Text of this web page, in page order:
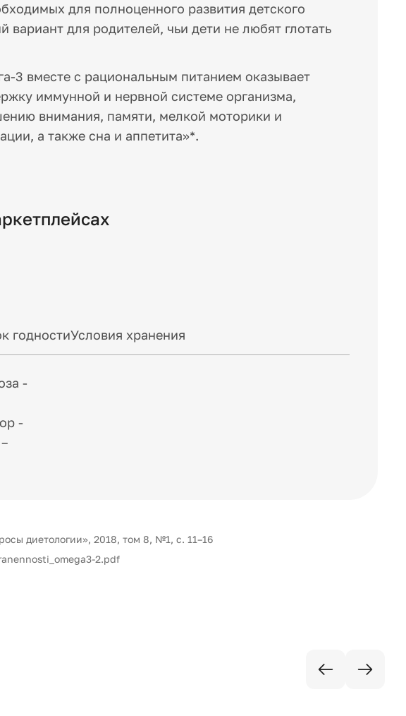
для полноценного развития детского
вариант для родителей, чьи дети не любят глотать
3 вместе с рациональным питанием оказывает
иммунной и нервной системе организма,
внимания, памяти, мелкой моторики и
а также сна и аппетита»*.
годностиУсловия хранения
-
-
диетологии», 2018, том 8, №1, с. 11–16
2.pdf